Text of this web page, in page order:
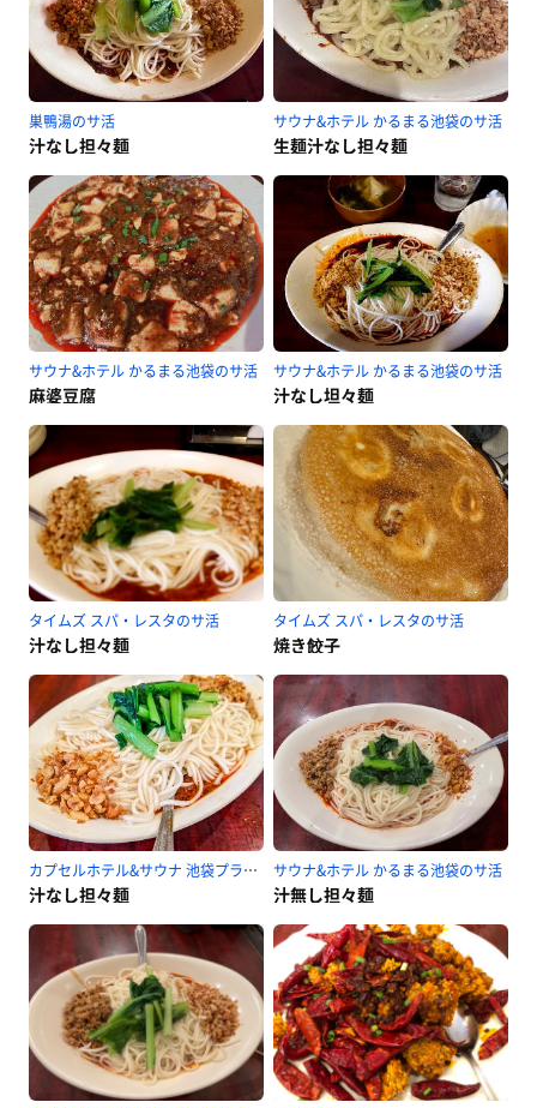
巣鴨湯のサ活
汁なし担々麺
サウナ&ホテル かるまる池袋のサ活
生麺汁なし担々麺
サウナ&ホテル かるまる池袋のサ活
麻婆豆腐
サウナ&ホテル かるまる池袋のサ活
汁なし坦々麺
タイムズ スパ・レスタのサ活
汁なし担々麺
タイムズ スパ・レスタのサ活
焼き餃子
カプセルホテル&サウナ 池袋プラザのサ活
汁なし担々麺
サウナ&ホテル かるまる池袋のサ活
汁無し担々麺